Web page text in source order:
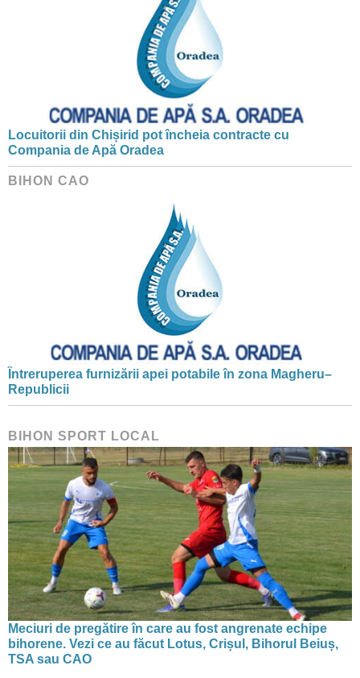
Locuitorii din Chișirid pot încheia contracte cu
Compania de Apă Oradea
BIHON CAO
Întreruperea furnizării apei potabile în zona Magheru–
Republicii
BIHON SPORT LOCAL
Meciuri de pregătire în care au fost angrenate echipe
bihorene. Vezi ce au făcut Lotus, Crișul, Bihorul Beiuș,
TSA sau CAO